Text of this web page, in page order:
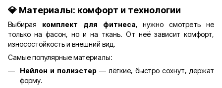
💎 Материалы: комфорт и технологии
Выбирая комплект для фитнеса, нужно смотреть не
только на фасон, но и на ткань. От неё зависит комфорт,
износостойкость и внешний вид.
Самые популярные материалы:
Нейлон и полиэстер — лёгкие, быстро сохнут, держат
форму.